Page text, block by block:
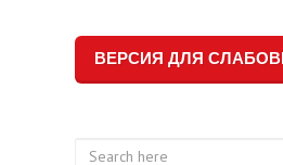
ВЕРСИЯ ДЛЯ